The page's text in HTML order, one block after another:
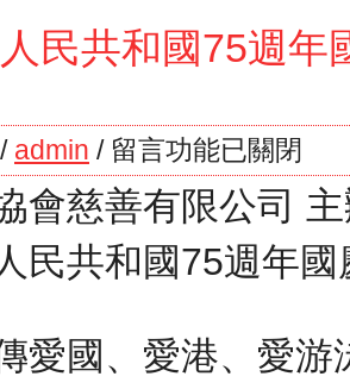
民共和國75週年
/ admin / 留言功能已關閉
會慈善有限公司
民共和國75週年
愛國、愛港、愛游